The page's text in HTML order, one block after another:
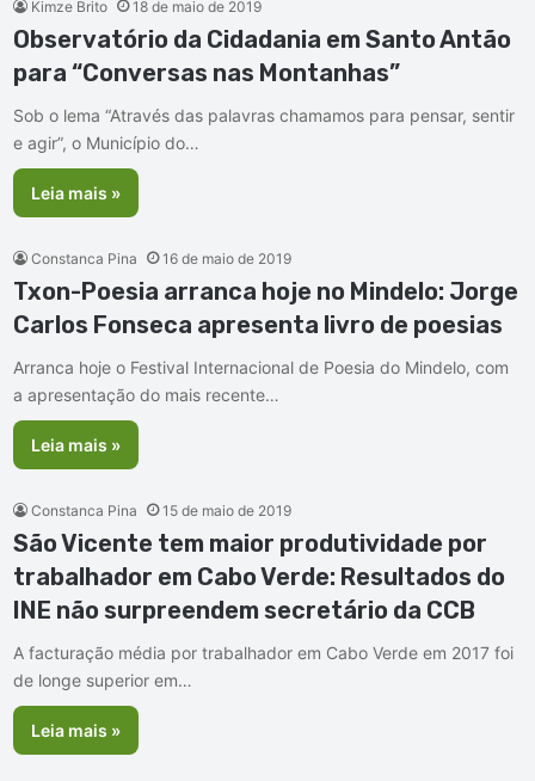
Kimze Brito 18 de maio de 2019
Observatório da Cidadania em Santo Antão
para “Conversas nas Montanhas”
Sob o lema “Através das palavras chamamos para pensar, sentir
e agir”, o Município do…
Leia mais »
Constanca Pina 16 de maio de 2019
Txon-Poesia arranca hoje no Mindelo: Jorge
Carlos Fonseca apresenta livro de poesias
Arranca hoje o Festival Internacional de Poesia do Mindelo, com
a apresentação do mais recente…
Leia mais »
Constanca Pina 15 de maio de 2019
São Vicente tem maior produtividade por
trabalhador em Cabo Verde: Resultados do
INE não surpreendem secretário da CCB
A facturação média por trabalhador em Cabo Verde em 2017 foi
de longe superior em…
Leia mais »